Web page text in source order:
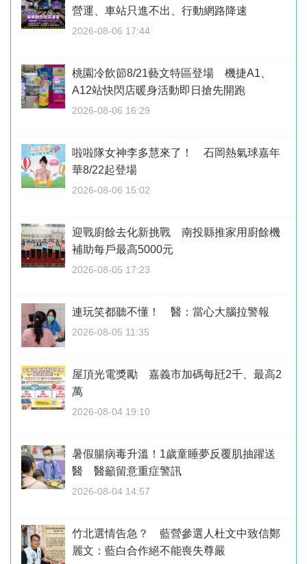
營運、車站只進不出、行動網路降速
2026-08-06 17:44
桃園冷飲節8/21藝文特區登場 機捷A1、
A12站快閃店暖身活動即日搶先開跑
2026-08-06 16:29
啦啦隊女神李多慧來了！ 石岡熱氣球嘉年
華8/22起登場
2026-08-06 15:02
迎戰廚餘去化新挑戰 南投縣推家用廚餘機
補助每戶最高5000元
2026-08-05 17:23
連玩笑都聽不懂！ 醫：當心大腦拉警報
2026-08-05 11:35
屋頂光電獎勵 嘉義市加碼每瓩2千、最高2
萬
2026-08-04 19:10
暑假腸病毒升溫！1歲童睡夢反覆肌抽躍送
醫 醫籲留意重症警訊
2026-08-04 14:57
竹北選情告急？ 藍營參選人杜文中致信鄭
麗文：藍白合作絕不能喪失尊嚴